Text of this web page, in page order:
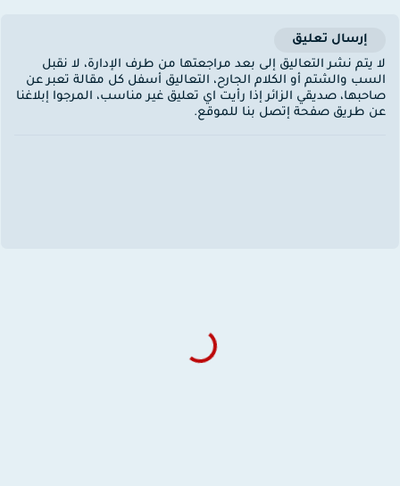
إرسال تعليق
يتم نشر التعاليق إلى بعد مراجعتها من طرف الإدارة، لا نقبل
والشتم أو الكلام الجارح، التعاليق أسفل كل مقالة تعبر عن
صديقي الزائر إذا رأيت اي تعليق غير مناسب، المرجوا إبلاغنا
طريق صفحة إتصل بنا للموقع.